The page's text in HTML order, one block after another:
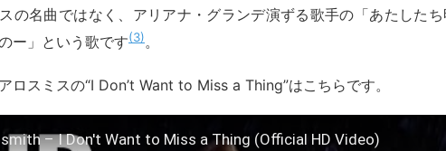
の名曲ではなく、アリアナ・グランデ演ずる歌手の「あたした
ー」という歌です 3 。
ロスミスの“I Don’t Want to Miss a Thing”はこちらです。
– I Don't Want to Miss a Thing (Official HD Video)